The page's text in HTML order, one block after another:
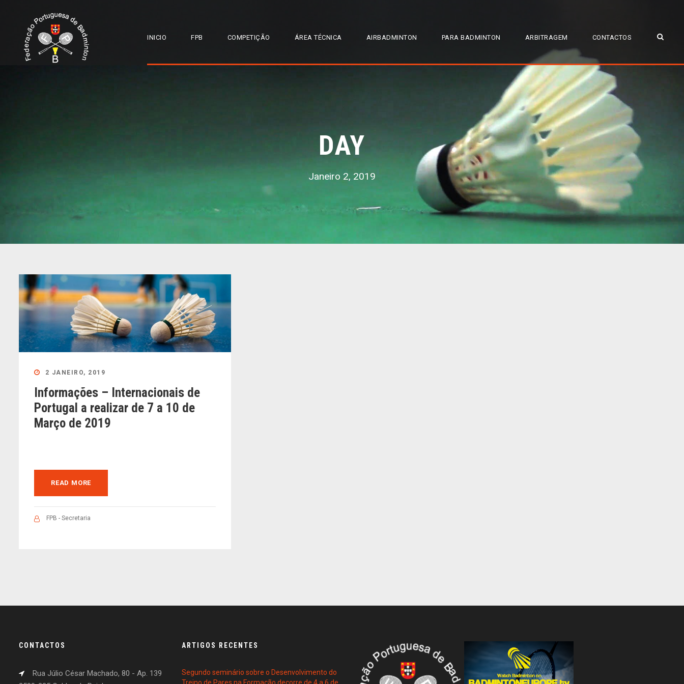
INICIO FPB COMPETIÇÃO ÁREA TÉCNICA AIRBADMINTON PARA BADMINTON ARBITRAGEM CONTACTOS
DAY
Janeiro 2, 2019
2 JANEIRO, 2019
Informações – Internacionais de
Portugal a realizar de 7 a 10 de
Março de 2019
READ MORE
FPB - Secretaria
CONTACTOS
Rua Júlio César Machado, 80 - Ap. 139
ARTIGOS RECENTES
Segundo seminário sobre o Desenvolvimento do